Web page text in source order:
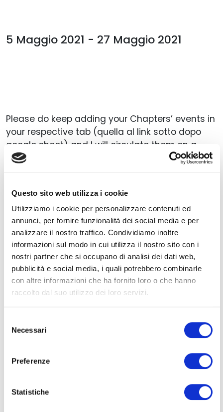
Questo sito web utilizza i cookie
Utilizziamo i cookie per personalizzare contenuti ed
annunci, per fornire funzionalità dei social media e per
analizzare il nostro traffico. Condividiamo inoltre
informazioni sul modo in cui utilizza il nostro sito con i
nostri partner che si occupano di analisi dei dati web,
pubblicità e social media, i quali potrebbero combinarle
con altre informazioni che ha fornito loro o che hanno
raccolto dal suo utilizzo dei loro servizi.
delNecessari
Preferenze
Statistiche
5 Maggio 2021 - 27 Maggio 2021
Please do keep adding your Chapters’ events in
your respective tab (quella al link sotto dopo
google sheet) and I will circulate them on a
fortnightly basis.
5th May at 5:30 CET or 12:30
(UTC+8): Climate and Sustainability
Ambitions of our Trading Partners
From Climate Governance Malaysia,
click here for more information and
registration.
10 th May at 9:30 CET: Exploring the role of
From Chapter Zero, the UK Chapter, open to
for more information and
registration.
Scenario Planning and
From Chapter Zero, the UK Chapter, open to